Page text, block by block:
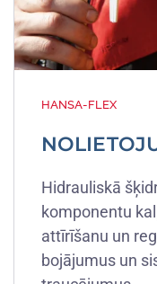
HANSA-FLEX
Hidrauliskā
komponentu
attīrīšanu un
bojājumus un